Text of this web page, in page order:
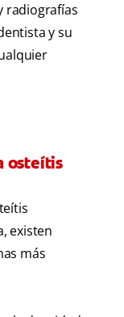
radiografías
y su
osteítis
existen
más